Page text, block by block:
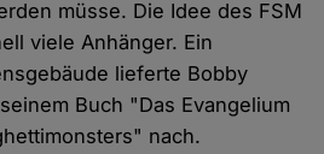
müsse. Die Idee des FSM
viele Anhänger. Ein
lieferte Bobby
Buch "Das Evangelium
nach.